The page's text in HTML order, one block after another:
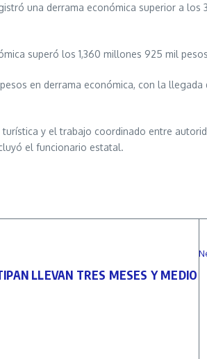
una derrama económica superior a
superó los 1,360 millones 925 mil
en derrama económica, con la
y el trabajo coordinado entre
el funcionario estatal.
LLEVAN TRES MESES Y MEDIO